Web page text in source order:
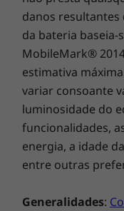
O Yoga está
privacidade.
digital ou faça
privacidade
fechar e
quando não
danos resultantes
da bateria
MobileMark®
estimativa
variar consoante
luminosidade do
funcionalidades,
energia, a idade
entre outras
Generalidades: